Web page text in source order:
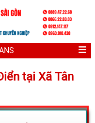
tại Xã Tân